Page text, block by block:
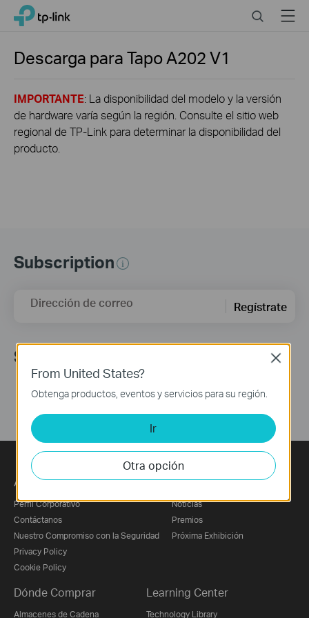
Click
navigation
TP-Link, Reliably Smart SearchMenu
Descarga paraTapo A202V1
IMPORTANTE: La disponibilidad del modelo y la versión
de hardware varía según la región. Consulte el sitio web
regional de TP-Link para determinar la disponibilidad del
producto.
Subscription
Dirección de correo Regístrate
Síguenos
Acerca de Nosotros
Perfil Corporativo
Contáctanos
Nuestro Compromiso con la Seguridad
Privacy Policy
Cookie Policy
Prensa
Noticias
Premios
Próxima Exhibición
Dónde Comprar
Almacenes de Cadena
Learning Center
Technology Library
From United States?
Obtenga productos, eventos y servicios para su región.
Ir
Otra opción
Close